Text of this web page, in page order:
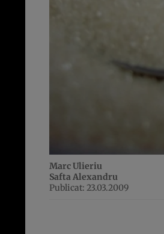
Marc Ulieriu
Safta Alexandru
Publicat: 23.03.2009